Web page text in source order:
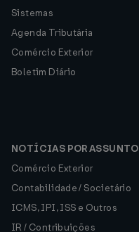
Sistemas
Agenda Tributária
Comércio Exterior
Boletim Diário
NOTÍCIAS POR ASSUNTO
Comércio Exterior
Contabilidade / Societário
ICMS, IPI, ISS e Outros
IR / Contribuições